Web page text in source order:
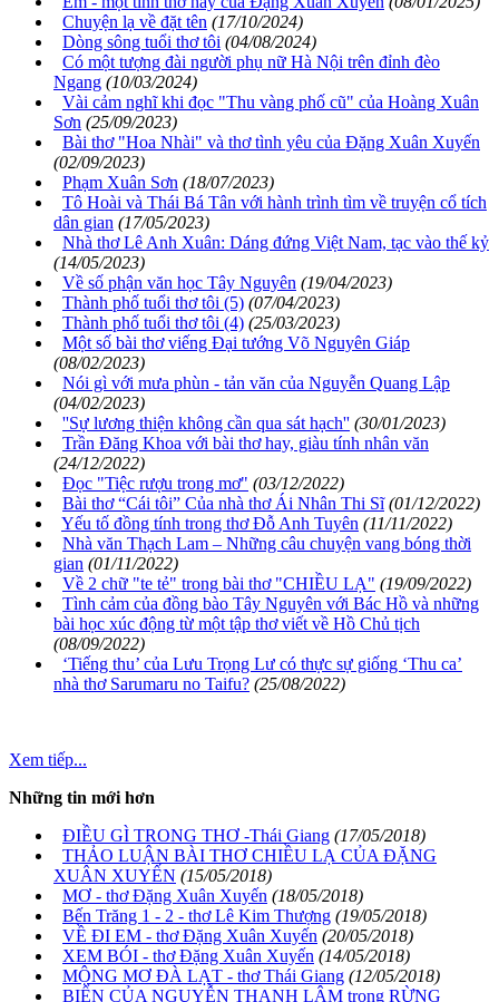
Chuyện lạ về đặt tên (17/10/2024)
Dòng sông tuổi thơ tôi (04/08/2024)
Có một tượng đài người phụ nữ Hà Nội trên đỉnh đèo
Ngang (10/03/2024)
Vài cảm nghĩ khi đọc "Thu vàng phố cũ" của Hoàng Xuân
Sơn (25/09/2023)
Bài thơ "Hoa Nhài" và thơ tình yêu của Đặng Xuân Xuyến
(02/09/2023)
Phạm Xuân Sơn (18/07/2023)
Tô Hoài và Thái Bá Tân với hành trình tìm về truyện cổ tích
dân gian (17/05/2023)
Nhà thơ Lê Anh Xuân: Dáng đứng Việt Nam, tạc vào thế kỷ
(14/05/2023)
Về số phận văn học Tây Nguyên (19/04/2023)
Thành phố tuổi thơ tôi (5) (07/04/2023)
Thành phố tuổi thơ tôi (4) (25/03/2023)
Một số bài thơ viếng Đại tướng Võ Nguyên Giáp
(08/02/2023)
Nói gì với mưa phùn - tản văn của Nguyễn Quang Lập
(04/02/2023)
''Sự lương thiện không cần qua sát hạch'' (30/01/2023)
Trần Đăng Khoa với bài thơ hay, giàu tính nhân văn
(24/12/2022)
Đọc "Tiệc rượu trong mơ" (03/12/2022)
Bài thơ “Cái tôi” Của nhà thơ Ái Nhân Thi Sĩ (01/12/2022)
Yếu tố đồng tính trong thơ Đỗ Anh Tuyên (11/11/2022)
Nhà văn Thạch Lam – Những câu chuyện vang bóng thời
gian (01/11/2022)
Về 2 chữ "te tẻ" trong bài thơ "CHIỀU LẠ" (19/09/2022)
Tình cảm của đồng bào Tây Nguyên với Bác Hồ và những
bài học xúc động từ một tập thơ viết về Hồ Chủ tịch
(08/09/2022)
‘Tiếng thu’ của Lưu Trọng Lư có thực sự giống ‘Thu ca’
nhà thơ Sarumaru no Taifu? (25/08/2022)
Xem tiếp...
Những tin mới hơn
ĐIỀU GÌ TRONG THƠ -Thái Giang (17/05/2018)
THẢO LUẬN BÀI THƠ CHIỀU LẠ CỦA ĐẶNG
XUÂN XUYẾN (15/05/2018)
MƠ - thơ Đặng Xuân Xuyến (18/05/2018)
Bến Trăng 1 - 2 - thơ Lê Kim Thượng (19/05/2018)
VỀ ĐI EM - thơ Đặng Xuân Xuyến (20/05/2018)
XEM BÓI - thơ Đặng Xuân Xuyến (14/05/2018)
MỘNG MƠ ĐÀ LẠT - thơ Thái Giang (12/05/2018)
BIỂN CỦA NGUYỄN THANH LÂM trong RỪNG